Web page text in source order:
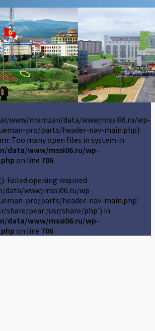
www/nramzan/data/www/mssi06.ru/wp-
pro/parts/header-nav-main.php):
Too many open files in system in
data/www/mssi06.ru/wp-
on line 706
Failed opening required
data/www/mssi06.ru/wp-
pro/parts/header-nav-main.php'
share/pear:/usr/share/php') in
data/www/mssi06.ru/wp-
on line 706